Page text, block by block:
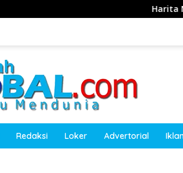
Harita Nickel
Redaksi Loker Advertorial